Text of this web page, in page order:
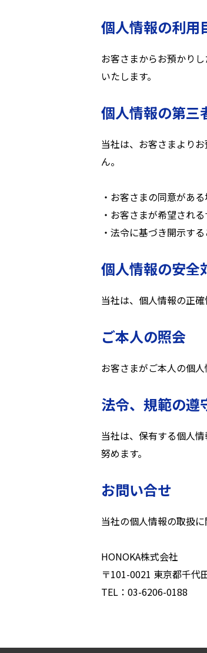
個人情報の利用
お客さまからお預かり
いたします。
個人情報の第三
当社は、お客さまより
ん。
・お客さまの同意があ
・お客さまが希望され
・法令に基づき開示す
個人情報の安全
当社は、個人情報の正
ご本人の照会
お客さまがご本人の個
法令、規範の遵
当社は、保有する個人
努めます。
お問い合せ
当社の個人情報の取扱
HONOKA株式会社
〒101-0021 東京都千代
TEL：03-6206-0188